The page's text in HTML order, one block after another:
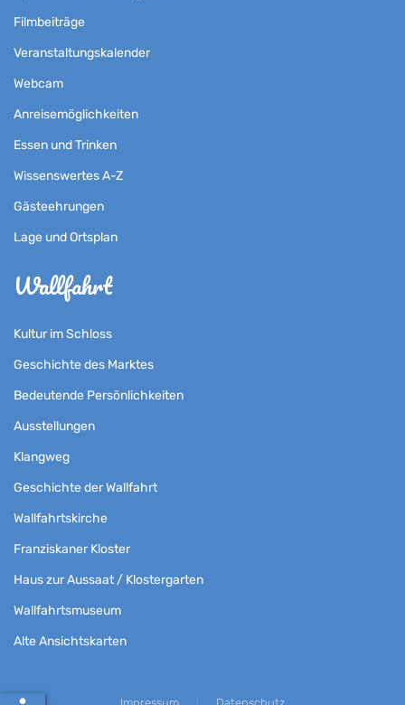
Filmbeiträge
Veranstaltungskalender
Webcam
Anreisemöglichkeiten
Essen und Trinken
Wissenswertes A-Z
Gästeehrungen
Lage und Ortsplan
Wallfahrt
Kultur im Schloss
Geschichte des Marktes
Bedeutende Persönlichkeiten
Ausstellungen
Klangweg
Geschichte der Wallfahrt
Wallfahrtskirche
Franziskaner Kloster
Haus zur Aussaat / Klostergarten
Wallfahrtsmuseum
Alte Ansichtskarten